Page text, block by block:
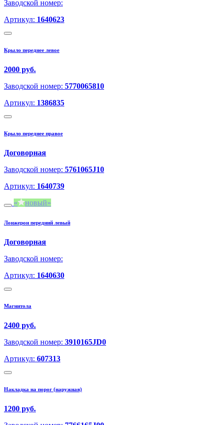
Заводской номер:
Артикул: 1640623
Крыло переднее левое
2000 руб.
Заводской номер: 5770065810
Артикул: 1386835
Крыло переднее правое
Договорная
Заводской номер: 5761065J10
Артикул: 1640739
новый
Лонжерон передний левый
Договорная
Заводской номер:
Артикул: 1640630
Магнитола
2400 руб.
Заводской номер: 3910165JD0
Артикул: 607313
Накладка на порог (наружная)
1200 руб.